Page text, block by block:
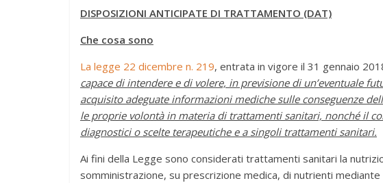
DISPOSIZIONI ANTICIPATE DI TRATTAMENTO (DAT)
Che cosa sono
La legge 22 dicembre n. 219, entrata in vigore il 31 gennaio
capace di intendere e di volere, in previsione di un’eventuale
acquisito adeguate informazioni mediche sulle conseguenze
le proprie volontà in materia di trattamenti sanitari, nonché il
diagnostici o scelte terapeutiche e a singoli trattamenti sanitari.
Ai fini della Legge sono considerati trattamenti sanitari la
somministrazione, su prescrizione medica, di nutrienti